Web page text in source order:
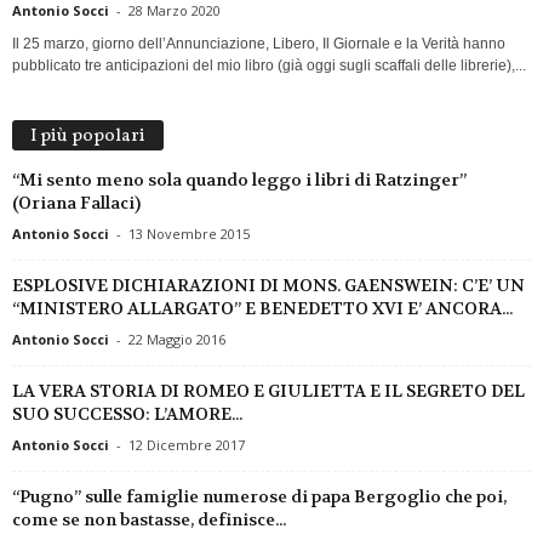
Antonio Socci - 28 Marzo 2020
Il 25 marzo, giorno dell’Annunciazione, Libero, Il Giornale e la Verità hanno
pubblicato tre anticipazioni del mio libro (già oggi sugli scaffali delle librerie),...
I più popolari
“Mi sento meno sola quando leggo i libri di Ratzinger”
(Oriana Fallaci)
Antonio Socci - 13 Novembre 2015
ESPLOSIVE DICHIARAZIONI DI MONS. GAENSWEIN: C’E’ UN
“MINISTERO ALLARGATO” E BENEDETTO XVI E’ ANCORA...
Antonio Socci - 22 Maggio 2016
LA VERA STORIA DI ROMEO E GIULIETTA E IL SEGRETO DEL
SUO SUCCESSO: L’AMORE...
Antonio Socci - 12 Dicembre 2017
“Pugno” sulle famiglie numerose di papa Bergoglio che poi,
come se non bastasse, definisce...